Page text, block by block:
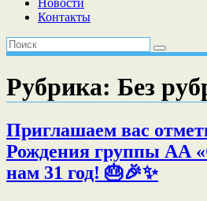
Новости
Контакты
Рубрика: Без
Приглашаем вас
Рождения группы
нам 31 год! 🎂🎉✨